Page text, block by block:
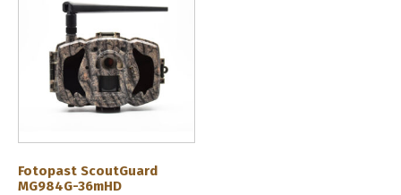
Fotopast ScoutGuard
MG984G-36mHD